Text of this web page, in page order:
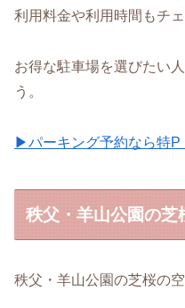
利用料金や利用時間もチ
お得な駐車場を選びたい
う。
▶パーキング予約なら特P
秩父・羊山公園の芝
秩父・羊山公園の芝桜の